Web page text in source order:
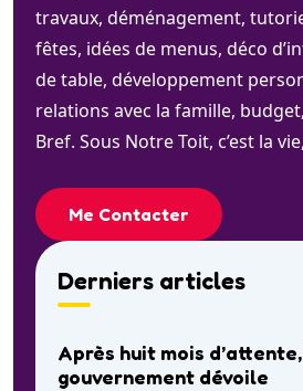
travaux, déménagement,
fêtes, idées de menus, déco
de table, développement
relations avec la famille,
Bref. Sous Notre Toit, c’est la
Me Contacter
Derniers articles
Après huit mois
gouvernement dévoile